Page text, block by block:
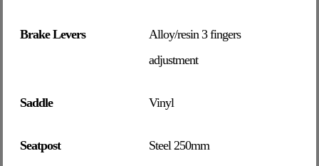
Brake Levers
Alloy/resin 3 fingers
adjustment
Saddle Vinyl
Seatpost Steel 250mm